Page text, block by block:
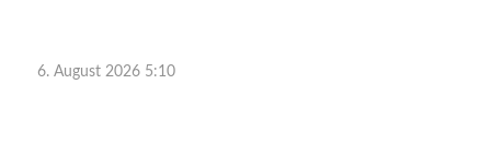
6. August 2026 5:10